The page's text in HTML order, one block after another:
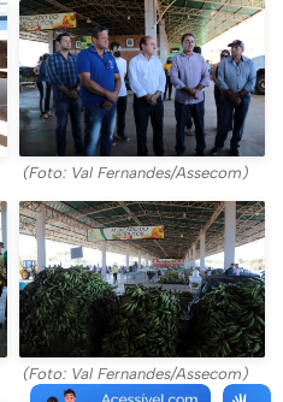
(Foto: Val Fernandes/Assecom)
(Foto: Val Fernandes/Assecom)